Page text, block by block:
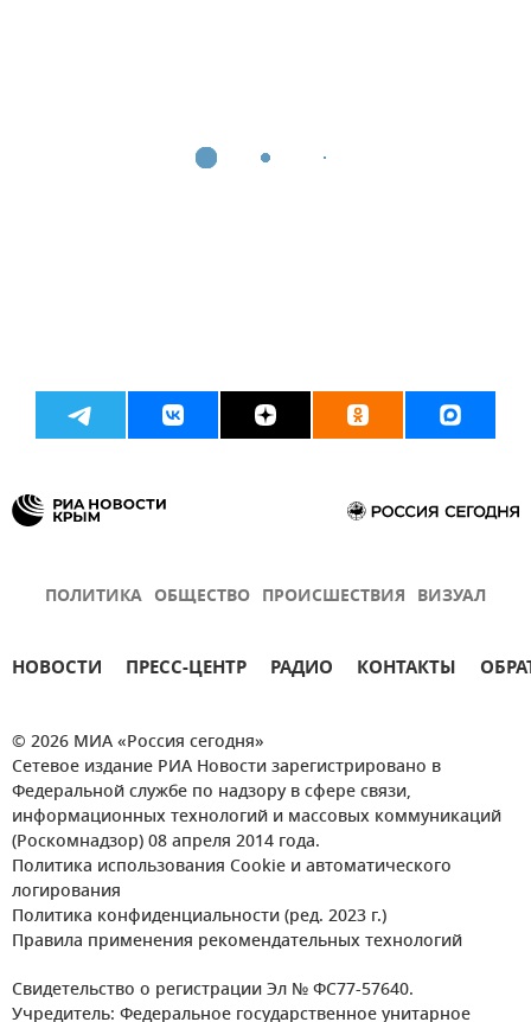
ПОЛИТИКА ОБЩЕСТВО ПРОИСШЕСТВИЯ ВИЗУАЛ
НОВОСТИ ПРЕСС-ЦЕНТР РАДИО КОНТАКТЫ
© 2026 МИА «Россия сегодня»
Сетевое издание РИА Новости зарегистрировано в
Федеральной службе по надзору в сфере связи,
информационных технологий и массовых коммуникаций
(Роскомнадзор) 08 апреля 2014 года.
Политика использования Cookie и автоматического
логирования
Политика конфиденциальности (ред. 2023 г.)
Правила применения рекомендательных технологий
Свидетельство о регистрации Эл № ФС77-57640.
Учредитель: Федеральное государственное унитарное